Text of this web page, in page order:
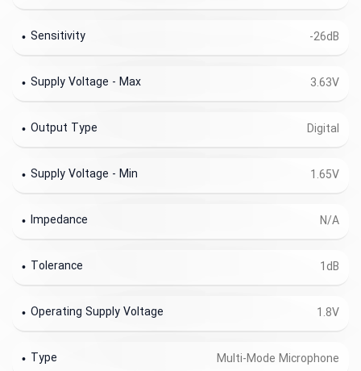
-26dB
Sensitivity
3.63V
Supply Voltage - Max
Digital
Output Type
1.65V
Supply Voltage - Min
N/A
Impedance
1dB
Tolerance
1.8V
Operating Supply Voltage
Multi-Mode Microphone
Type